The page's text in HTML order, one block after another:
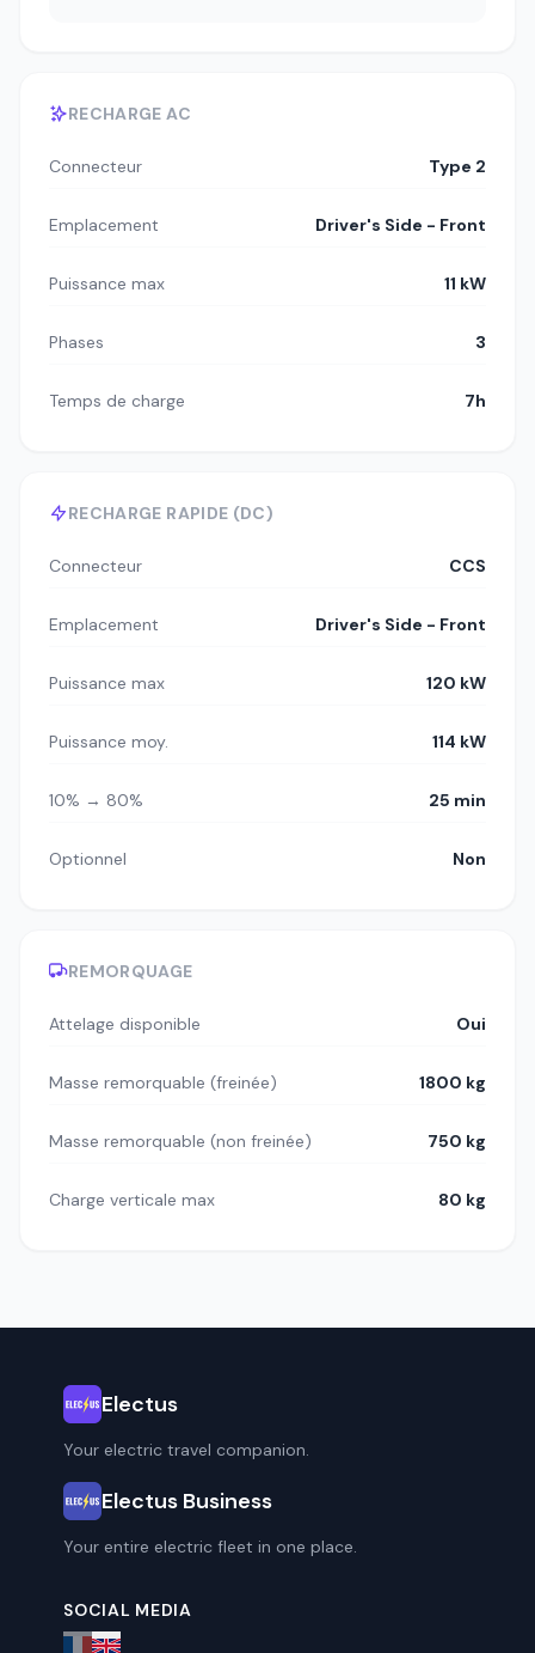
RECHARGE AC
Connecteur Type 2
Emplacement Driver's Side - Front
Puissance max 11 kW
Phases 3
Temps de charge 7h
RECHARGE RAPIDE (DC)
Connecteur CCS
Emplacement Driver's Side - Front
Puissance max 120 kW
Puissance moy. 114 kW
10% → 80% 25 min
Optionnel Non
REMORQUAGE
Attelage disponible Oui
Masse remorquable (freinée) 1800 kg
Masse remorquable (non freinée) 750 kg
Charge verticale max 80 kg
Electus
Your electric travel companion.
Electus Business
Your entire electric fleet in one place.
SOCIAL MEDIA